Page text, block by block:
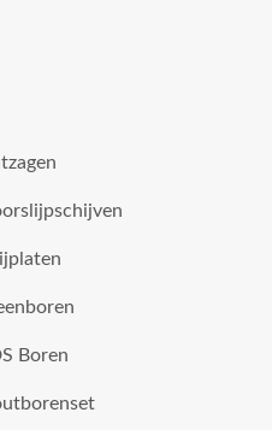
Boren